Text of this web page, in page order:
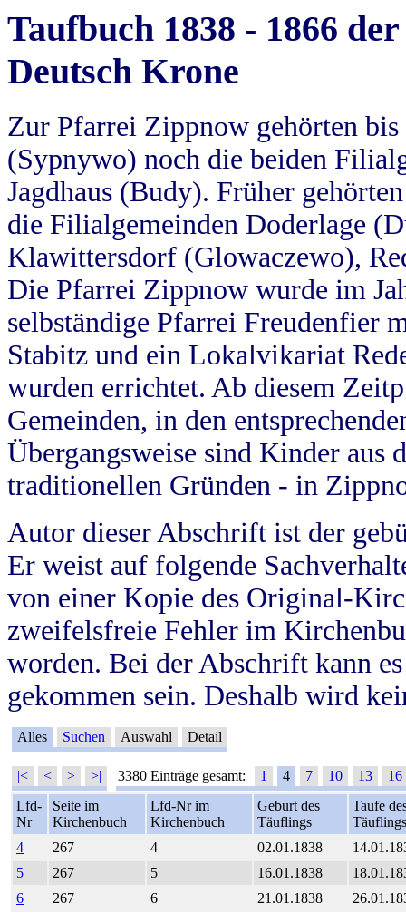
Taufbuch 1838 - 1866
Deutsch Krone
Zur Pfarrei Zippnow gehörten
(Sypnywo) noch die beiden
Jagdhaus (Budy). Früher
die Filialgemeinden Doderlage
Klawittersdorf (Glowaczewo),
Die Pfarrei Zippnow wurde im
selbständige Pfarrei Freudenfier
Stabitz und ein Lokalvikariat
wurden errichtet. Ab diesem
Gemeinden, in den
Übergangsweise sind Kinder aus
traditionellen Gründen - in
Autor dieser Abschrift ist der
Er weist auf folgende
von einer Kopie des Original-
zweifelsfreie Fehler im
worden. Bei der Abschrift kann
gekommen sein. Deshalb wird
Alles Suchen Auswahl Detail
|< < > >| 3380 Einträge gesamt: 1 4 7 10 13
16
Lfd-
Nr
Seite im
Kirchenbuch
Lfd-Nr im
Kirchenbuch
Geburt des
Täuflings
Taufe
Täuflings
4
267 4 02.01.1838
5
267 5 16.01.1838
6
267 6 21.01.1838